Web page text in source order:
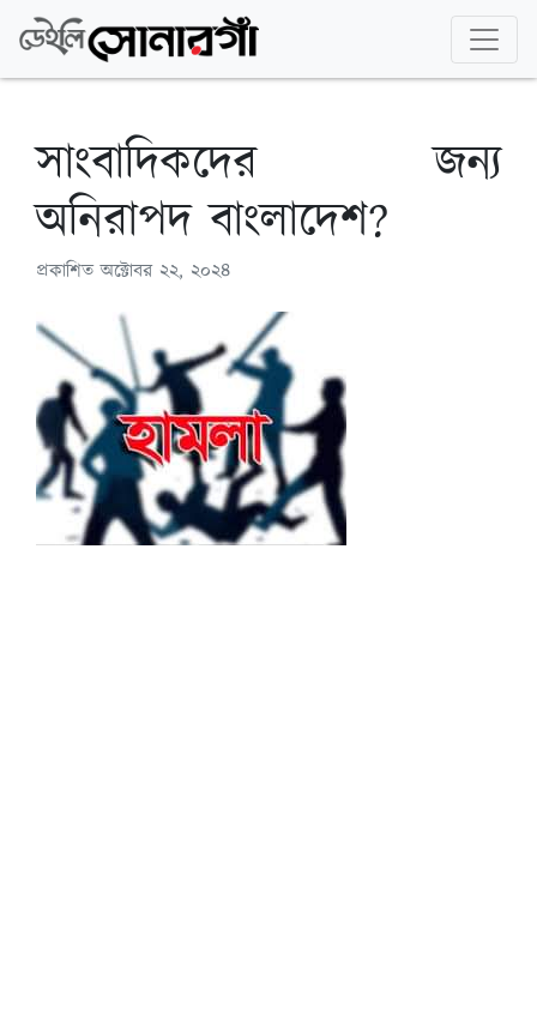
সাংবাদিকদের জন্য
অনিরাপদ বাংলাদেশ?
প্রকাশিতঅক্টোবর ২২, ২০২৪